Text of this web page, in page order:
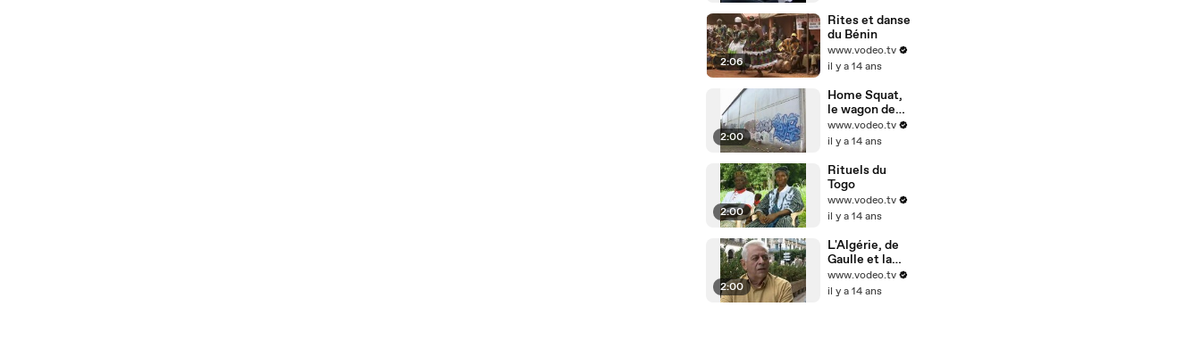
2:06
Rites et danse
du Bénin
www.vodeo.tv
il y a 14 ans
2:00
Home Squat,
le wagon des
punks
www.vodeo.tv
il y a 14 ans
2:00
Rituels du
Togo
www.vodeo.tv
il y a 14 ans
2:00
L'Algérie, de
Gaulle et la
bombe
www.vodeo.tv
il y a 14 ans